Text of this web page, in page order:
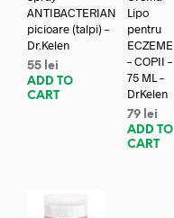
ANTIBACTERIAN
picioare (talpi) –
Dr.Kelen
55 lei
ADD TO
CART
Lipo
pentru
ECZEME
– COPII –
75 ML –
DrKelen
79 lei
ADD TO
CART